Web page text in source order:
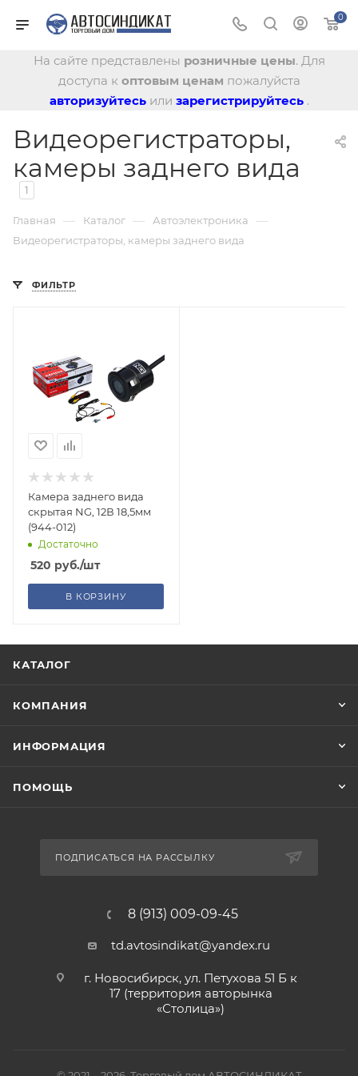
0
На сайте представлены розничные цены. Для
доступа к оптовым ценам пожалуйста
авторизуйтесь или зарегистрируйтесь .
Видеорегистраторы,
камеры заднего вида
1
Главная — Каталог — Автоэлектроника —
Видеорегистраторы, камеры заднего вида
ФИЛЬТР
Камера заднего вида
скрытая NG, 12В 18,5мм
(944-012)
Достаточно
520 руб./шт
В КОРЗИНУ
КАТАЛОГ
КОМПАНИЯ
ИНФОРМАЦИЯ
ПОМОЩЬ
ПОДПИСАТЬСЯ НА РАССЫЛКУ
8 (913) 009-09-45
td.avtosindikat@yandex.ru
г. Новосибирск, ул. Петухова 51 Б к
17 (территория авторынка
«Столица»)